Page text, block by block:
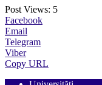
Post Views: 5
Facebook
Email
Telegram
Viber
Copy URL